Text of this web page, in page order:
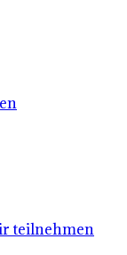
teilnehmen